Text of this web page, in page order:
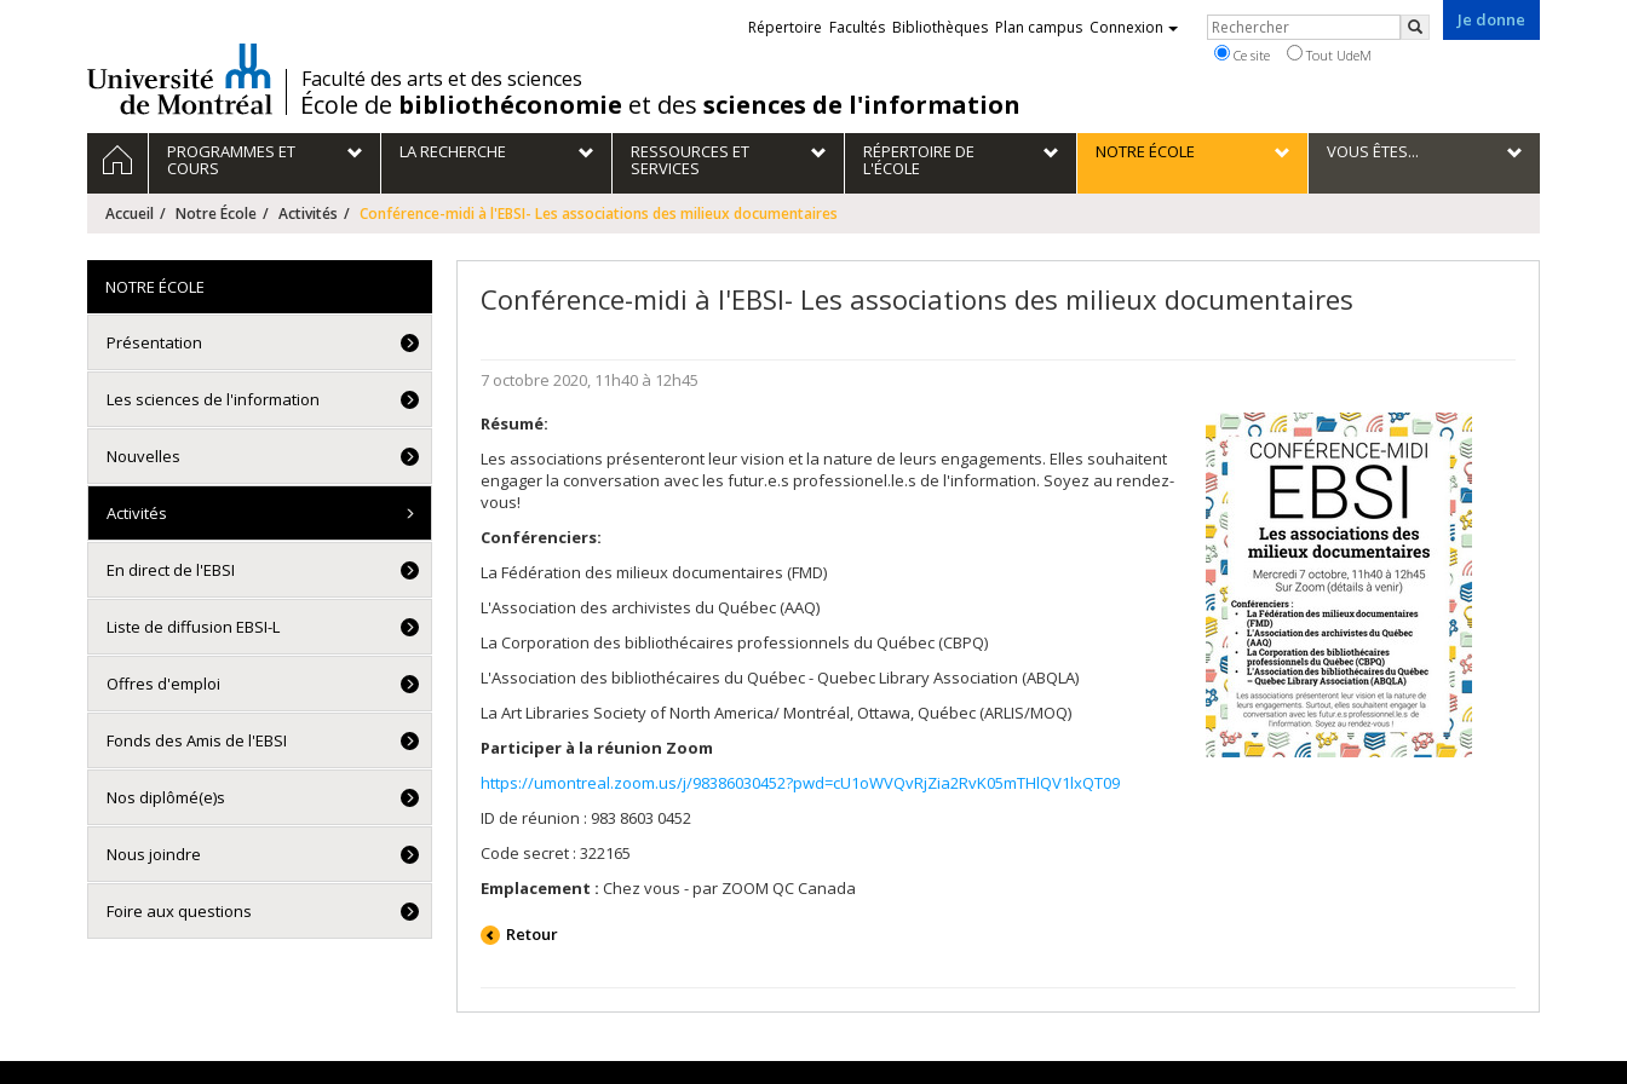
/Faculté des arts et des sciences
École de bibliothéconomie et des sciences de l'information
Je donne
Liens
externes
Répertoire Facultés Bibliothèques Plan campus Connexion Rechercher
Rechercher
Ce site Tout UdeM
Navigation
principale
ACCUEILPROGRAMMES ET
COURS
LA RECHERCHE RESSOURCES ET
SERVICES
RÉPERTOIRE DE
L'ÉCOLE
NOTRE ÉCOLE VOUS ÊTES...
Accueil Notre École Activités Conférence-midi à l'EBSI- Les associations des milieux documentaires
Conférence-midi à l'EBSI- Les associations des milieux documentaires
7 octobre 2020, 11h40 à 12h45
Résumé:
Les associations présenteront leur vision et la nature de leurs engagements. Elles souhaitent
engager la conversation avec les futur.e.s professionel.le.s de l'information. Soyez au rendez-
vous!
Conférenciers:
La Fédération des milieux documentaires (FMD)
L'Association des archivistes du Québec (AAQ)
La Corporation des bibliothécaires professionnels du Québec (CBPQ)
L'Association des bibliothécaires du Québec - Quebec Library Association (ABQLA)
La Art Libraries Society of North America/ Montréal, Ottawa, Québec (ARLIS/MOQ)
Participer à la réunion Zoom
https://umontreal.zoom.us/j/98386030452?pwd=cU1oWVQvRjZia2RvK05mTHlQV1lxQT09
ID de réunion : 983 8603 0452
Code secret : 322165
Emplacement : Chez vous - par ZOOM QC Canada
Retour
NOTRE ÉCOLE
Présentation
Les sciences de l'information
Nouvelles
Activités
En direct de l'EBSI
Liste de diffusion EBSI-L
Offres d'emploi
Fonds des Amis de l'EBSI
Nos diplômé(e)s
Nous joindre
Foire aux questions